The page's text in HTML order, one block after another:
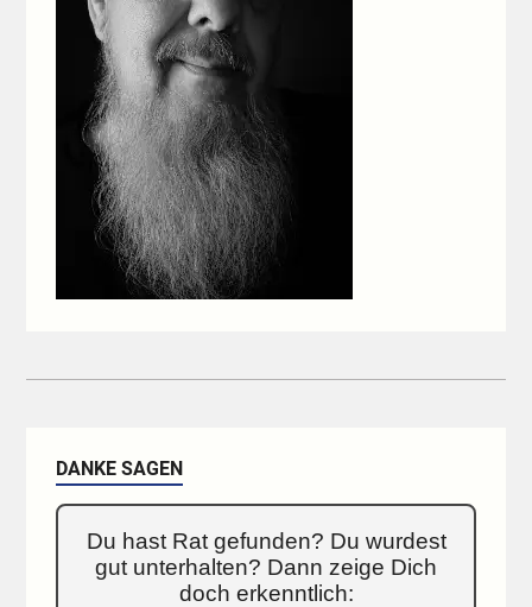
DANKE SAGEN
Du hast Rat gefunden? Du wurdest
gut unterhalten? Dann zeige Dich
doch erkenntlich: